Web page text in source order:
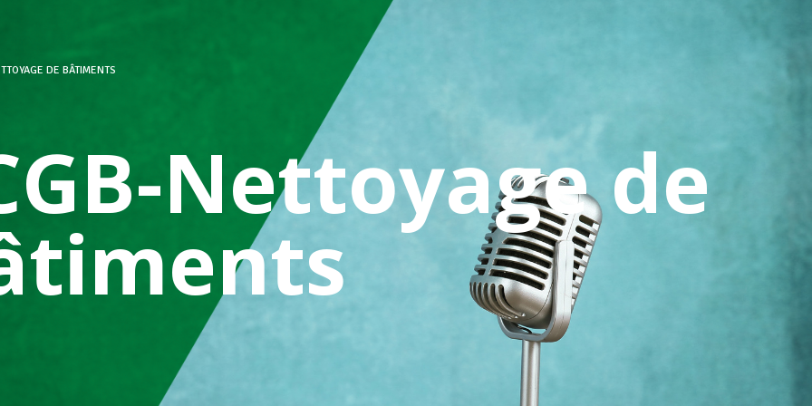
DE BÂTIMENTS
Nettoyage de